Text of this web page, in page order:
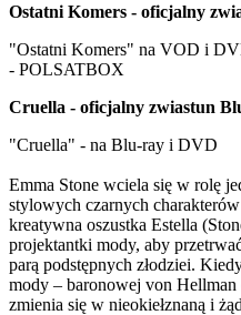
Ostatni Komers - oficjalny
"Ostatni Komers" na VOD i
- POLSATBOX
Cruella - oficjalny zwiastun
"Cruella" - na Blu-ray i DVD
Emma Stone wciela się w rolę
stylowych czarnych
kreatywna oszustka Estella
projektantki mody, aby
parą podstępnych złodziei.
mody – baronowej von
zmienia się w nieokiełznaną i